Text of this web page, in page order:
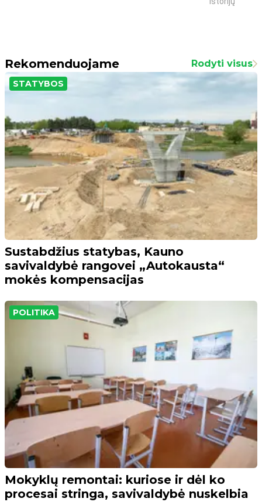
Rekomenduojame Rodyti visus
STATYBOS
Sustabdžius statybas, Kauno
savivaldybė rangovei „Autokausta“
mokės kompensacijas
POLITIKA
Mokyklų remontai: kuriose ir dėl ko
procesai stringa, savivaldybė nuskelbia